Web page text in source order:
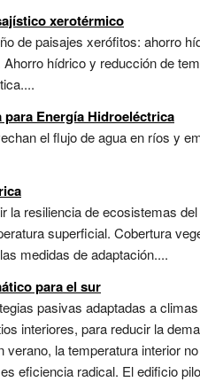
xerotérmico
de paisajes xerófitos: ahorro
hídrico y reducción de
Energía Hidroeléctrica
el flujo de agua en ríos y
la resiliencia de ecosistemas
superficial. Cobertura
medidas de adaptación....
para el sur
pasivas adaptadas a
interiores, para reducir la
la temperatura interior
eficiencia radical. El edificio